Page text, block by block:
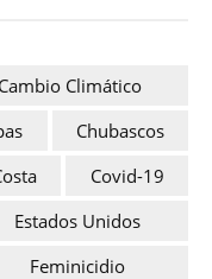
Cambio Climático
Chubascos
Covid-19
Estados Unidos
Feminicidio